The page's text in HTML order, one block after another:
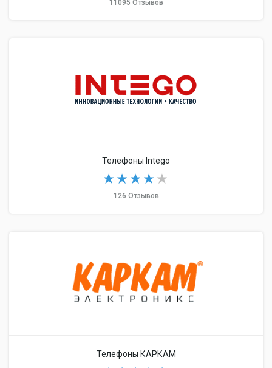
11095 Отзывов
Телефоны Intego
126 Отзывов
Телефоны КАРКАМ